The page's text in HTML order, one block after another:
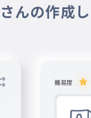
んの作成
難易度